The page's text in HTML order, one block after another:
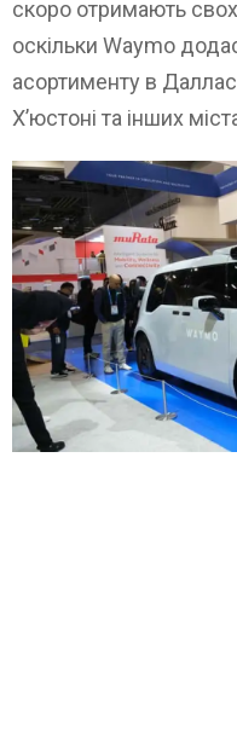
скоро отримають
оскільки Waymo
асортименту в
Х’юстоні та інших